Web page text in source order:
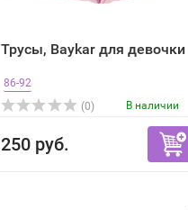
Трусы, Baykar для девочки
86-92
(0)
В наличии
250 руб.